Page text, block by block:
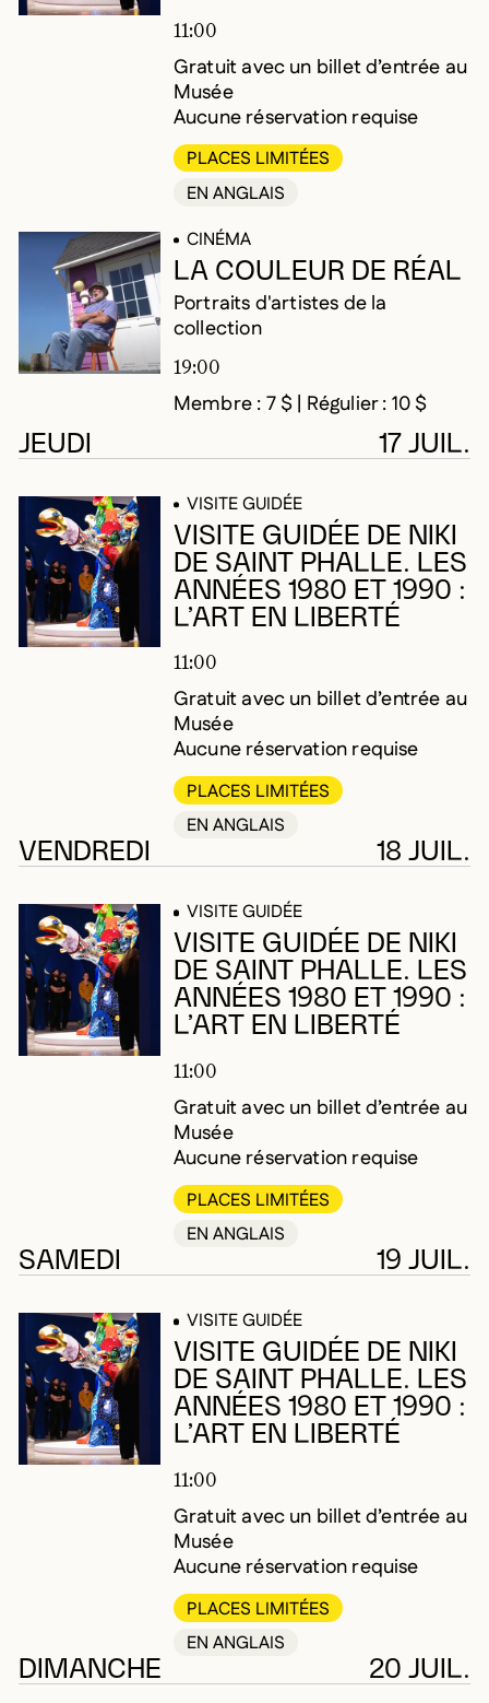
11:00
Gratuit avec un billet d’entrée au
Musée
Aucune réservation requise
PLACES LIMITÉES
EN ANGLAIS
CINÉMA
LA COULEUR DE RÉAL
Portraits d'artistes de la
collection
19:00
Membre : 7 $ | Régulier : 10 $
JEUDI 17 JUIL.
VISITE GUIDÉE
VISITE GUIDÉE DE NIKI
DE SAINT PHALLE. LES
ANNÉES 1980 ET 1990 :
L’ART EN LIBERTÉ
11:00
Gratuit avec un billet d’entrée au
Musée
Aucune réservation requise
PLACES LIMITÉES
EN ANGLAIS
VENDREDI 18 JUIL.
VISITE GUIDÉE
VISITE GUIDÉE DE NIKI
DE SAINT PHALLE. LES
ANNÉES 1980 ET 1990 :
L’ART EN LIBERTÉ
11:00
Gratuit avec un billet d’entrée au
Musée
Aucune réservation requise
PLACES LIMITÉES
EN ANGLAIS
SAMEDI 19 JUIL.
VISITE GUIDÉE
VISITE GUIDÉE DE NIKI
DE SAINT PHALLE. LES
ANNÉES 1980 ET 1990 :
L’ART EN LIBERTÉ
11:00
Gratuit avec un billet d’entrée au
Musée
Aucune réservation requise
PLACES LIMITÉES
EN ANGLAIS
DIMANCHE 20 JUIL.